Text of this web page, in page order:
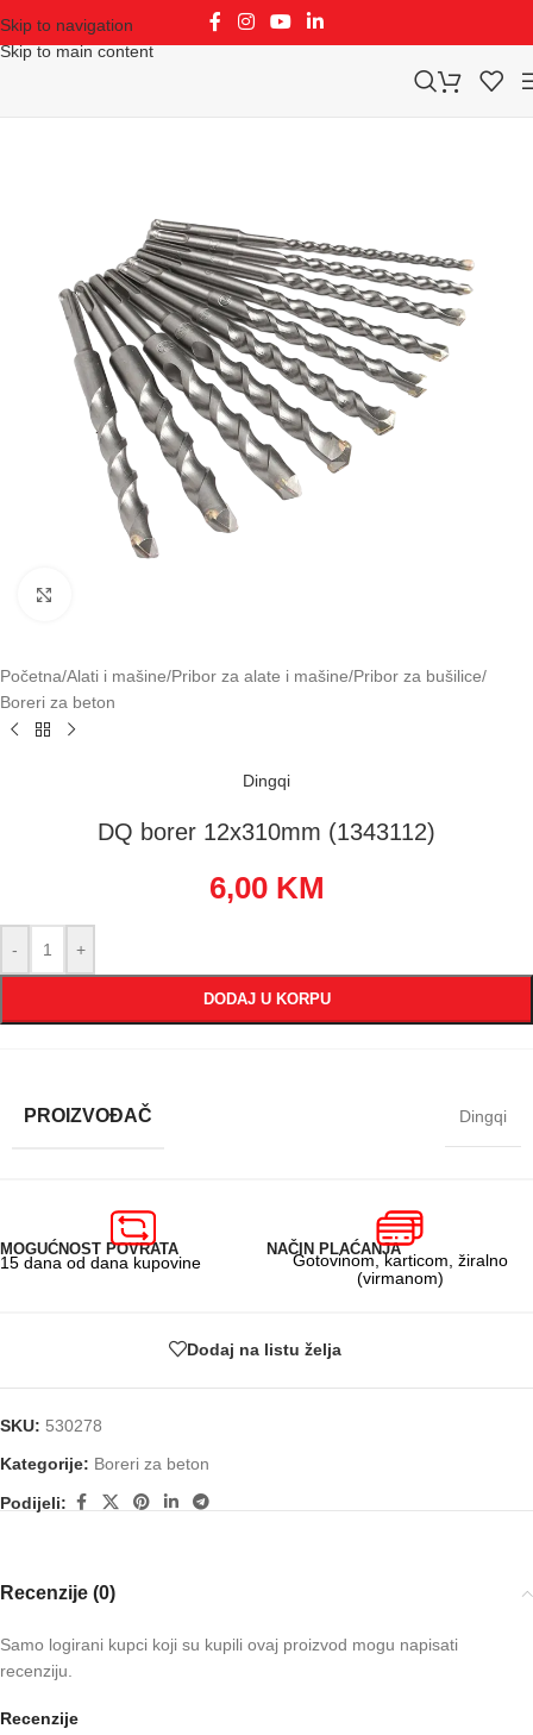
Skip to navigation
Skip to main content
Početna/Alati i mašine/Pribor za alate i mašine/Pribor za bušilice/
Boreri za beton
Dingqi
DQ borer 12x310mm (1343112)
6,00 KM
- +
DODAJ U KORPU
PROIZVOĐAČ Dingqi
MOGUĆNOST POVRATA
15 dana od dana kupovine
NAČIN PLAĆANJA
Gotovinom, karticom, žiralno
(virmanom)
Dodaj na listu želja
SKU: 530278
Kategorije: Boreri za beton
Podijeli:
Recenzije (0)
Recenzije
Samo logirani kupci koji su kupili ovaj proizvod mogu napisati
recenziju.